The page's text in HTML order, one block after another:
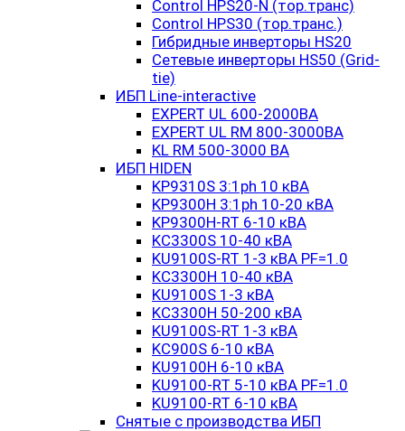
Control HPS20-N (тор.транс)
Control HPS30 (тор.транс.)
Гибридные инверторы HS20
Сетевые инверторы HS50 (Grid-
tie)
ИБП Line-interactive
EXPERT UL 600-2000ВА
EXPERT UL RM 800-3000ВА
KL RM 500-3000 ВА
ИБП HIDEN
KP9310S 3:1ph 10 кВА
KP9300H 3:1ph 10-20 кВА
KP9300H-RT 6-10 кВА
KC3300S 10-40 кВА
KU9100S-RT 1-3 кВА PF=1.0
KC3300H 10-40 кВА
KU9100S 1-3 кВА
KC3300H 50-200 кВА
KU9100S-RT 1-3 кВА
KC900S 6-10 кВА
KU9100H 6-10 кВА
KU9100-RT 5-10 кВА PF=1.0
KU9100-RT 6-10 кВА
Снятые с производства ИБП